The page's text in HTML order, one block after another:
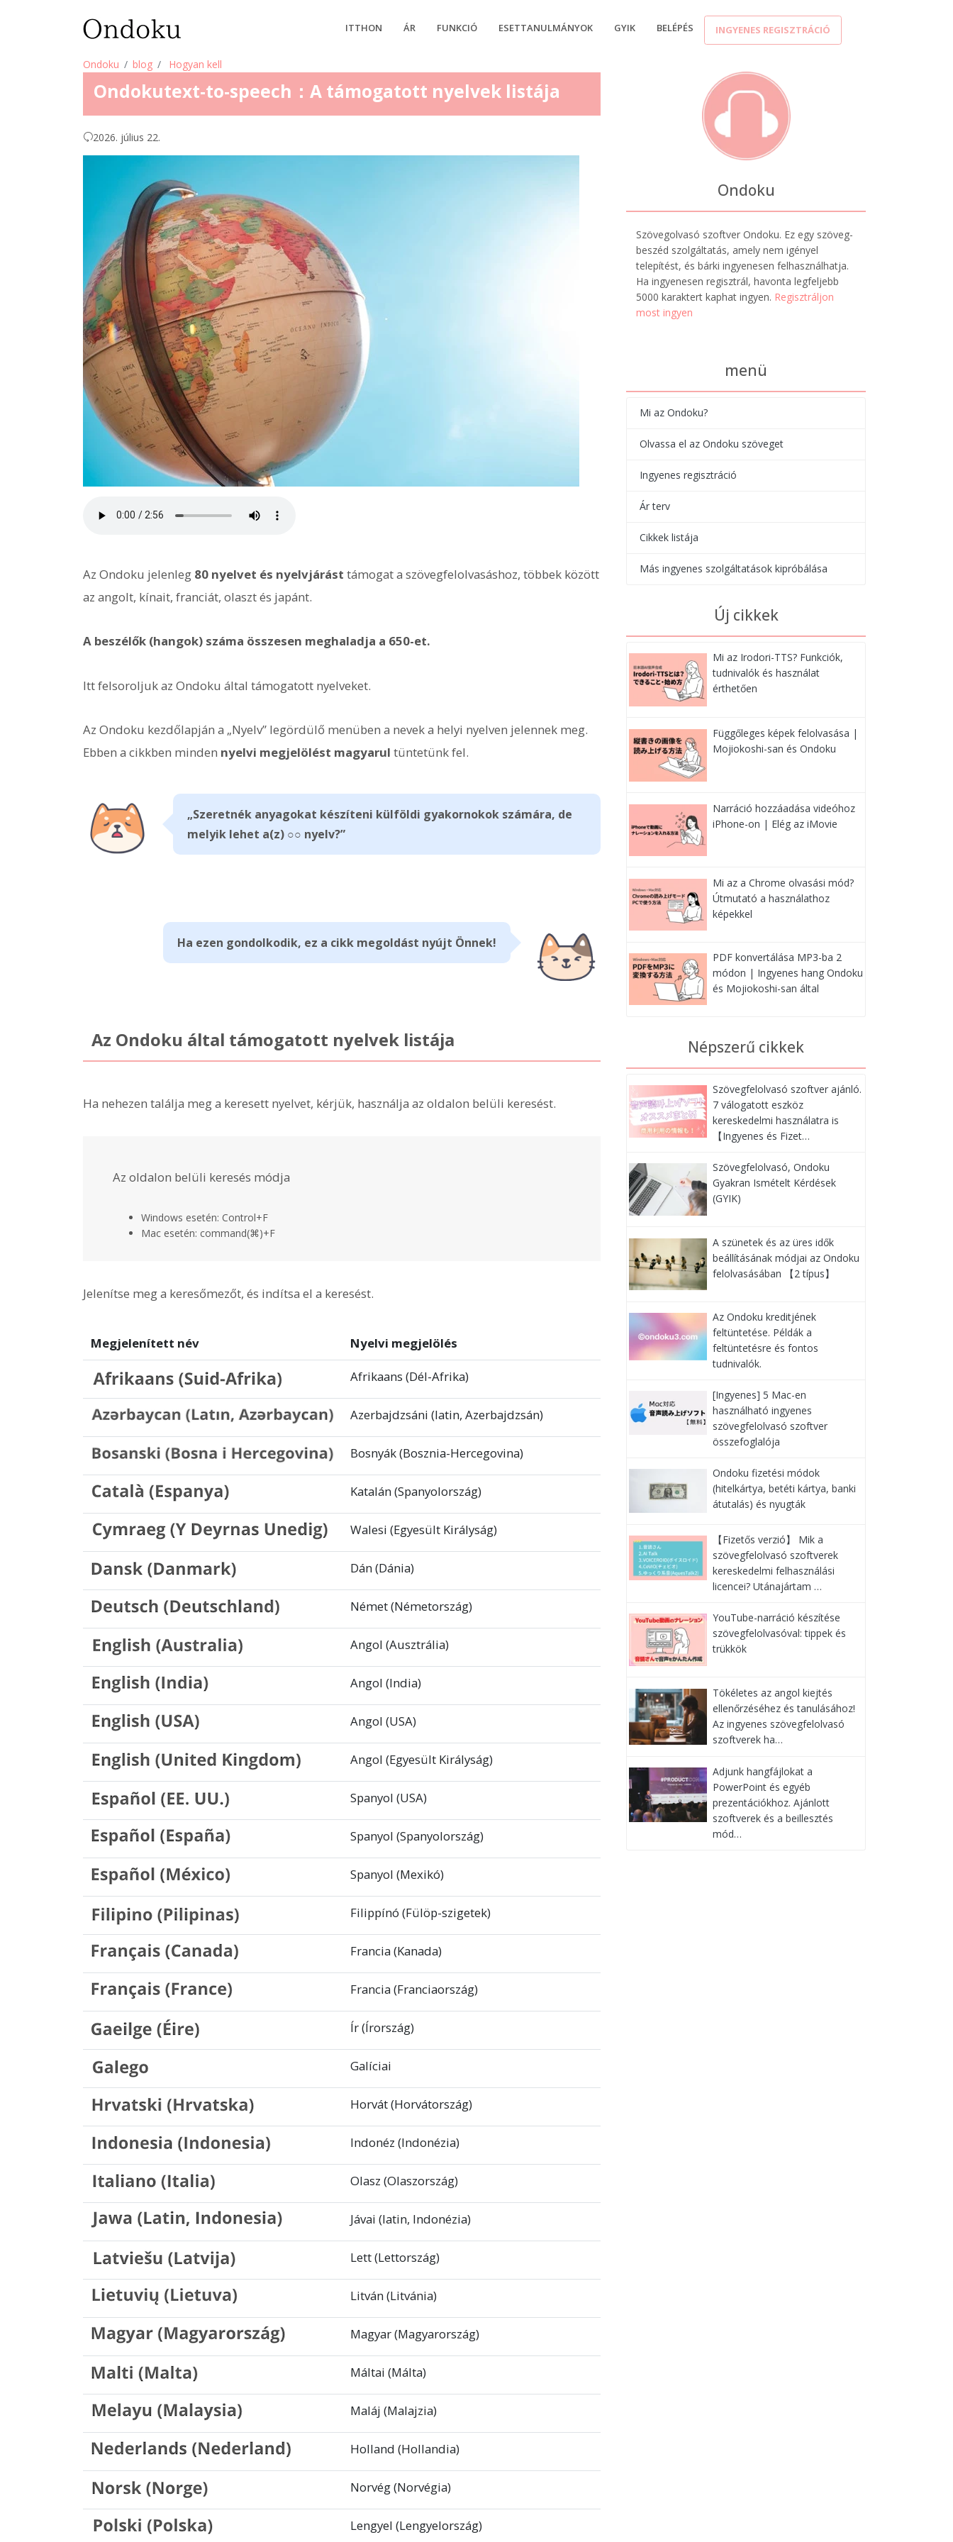
ITTHON ÁR FUNKCIÓ ESETTANULMÁNYOK GYIK BELÉPÉS INGYENES REGISZTRÁCIÓ
Ondoku blog Hogyan kell
Ondokutext-to-speech：A támogatott nyelvek listája
2026. július 22.
Az Ondoku jelenleg 80 nyelvet és nyelvjárást támogat a szövegfelolvasáshoz, többek között
az angolt, kínait, franciát, olaszt és japánt.
A beszélők (hangok) száma összesen meghaladja a 650-et.
Itt felsoroljuk az Ondoku által támogatott nyelveket.
Az Ondoku kezdőlapján a „Nyelv” legördülő menüben a nevek a helyi nyelven jelennek meg.
Ebben a cikkben minden nyelvi megjelölést magyarul tüntetünk fel.
„Szeretnék anyagokat készíteni külföldi gyakornokok számára, de
melyik lehet a(z) ○○ nyelv?”
Ha ezen gondolkodik, ez a cikk megoldást nyújt Önnek!
Az Ondoku által támogatott nyelvek listája
Ha nehezen találja meg a keresett nyelvet, kérjük, használja az oldalon belüli keresést.
Az oldalon belüli keresés módja
Windows esetén: Control+F
Mac esetén: command(⌘)+F
Jelenítse meg a keresőmezőt, és indítsa el a keresést.
Megjelenített név Nyelvi megjelölés
Afrikaans (Dél-Afrika)
Azerbajdzsáni (latin, Azerbajdzsán)
Bosnyák (Bosznia-Hercegovina)
Katalán (Spanyolország)
Walesi (Egyesült Királyság)
Dán (Dánia)
Német (Németország)
Angol (Ausztrália)
Angol (India)
Angol (USA)
Angol (Egyesült Királyság)
Spanyol (USA)
Spanyol (Spanyolország)
Spanyol (Mexikó)
Filippínó (Fülöp-szigetek)
Francia (Kanada)
Francia (Franciaország)
Ír (Írország)
Galíciai
Horvát (Horvátország)
Indonéz (Indonézia)
Olasz (Olaszország)
Jávai (latin, Indonézia)
Lett (Lettország)
Litván (Litvánia)
Magyar (Magyarország)
Máltai (Málta)
Maláj (Malajzia)
Holland (Hollandia)
Norvég (Norvégia)
Lengyel (Lengyelország)
Ondoku
Szövegolvasó szoftver Ondoku. Ez egy szöveg-
beszéd szolgáltatás, amely nem igényel
telepítést, és bárki ingyenesen felhasználhatja.
Ha ingyenesen regisztrál, havonta legfeljebb
5000 karaktert kaphat ingyen. Regisztráljon
most ingyen
menü
Mi az Ondoku?
Olvassa el az Ondoku szöveget
Ingyenes regisztráció
Ár terv
Cikkek listája
Más ingyenes szolgáltatások kipróbálása
Új cikkek
Mi az Irodori-TTS? Funkciók,
tudnivalók és használat
érthetően
Függőleges képek felolvasása |
Mojiokoshi-san és Ondoku
Narráció hozzáadása videóhoz
iPhone-on | Elég az iMovie
Mi az a Chrome olvasási mód?
Útmutató a használathoz
képekkel
PDF konvertálása MP3-ba 2
módon | Ingyenes hang Ondoku
és Mojiokoshi-san által
Népszerű cikkek
Szövegfelolvasó szoftver ajánló.
7 válogatott eszköz
kereskedelmi használatra is
【Ingyenes és Fizet…
Szövegfelolvasó, Ondoku
Gyakran Ismételt Kérdések
(GYIK)
A szünetek és az üres idők
beállításának módjai az Ondoku
felolvasásában 【2 típus】
Az Ondoku kreditjének
feltüntetése. Példák a
feltüntetésre és fontos
tudnivalók.
[Ingyenes] 5 Mac-en
használható ingyenes
szövegfelolvasó szoftver
összefoglalója
Ondoku fizetési módok
(hitelkártya, betéti kártya, banki
átutalás) és nyugták
【Fizetős verzió】 Mik a
szövegfelolvasó szoftverek
kereskedelmi felhasználási
licencei? Utánajártam …
YouTube-narráció készítése
szövegfelolvasóval: tippek és
trükkök
Tökéletes az angol kiejtés
ellenőrzéséhez és tanulásához!
Az ingyenes szövegfelolvasó
szoftverek ha…
Adjunk hangfájlokat a
PowerPoint és egyéb
prezentációkhoz. Ajánlott
szoftverek és a beillesztés
mód…